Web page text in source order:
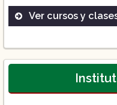
Ver cursos y
Curso de